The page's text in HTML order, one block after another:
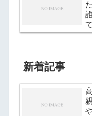
新着記事